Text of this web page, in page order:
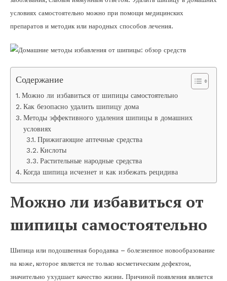
условиях самостоятельно можно при помощи медицинских
препаратов и методик или народных способов лечения.
Содержание
Можно ли избавиться от шипицы самостоятельно
Как безопасно удалить шипицу дома
Методы эффективного удаления шипицы в домашних
условиях
Прижигающие аптечные средства
Кислоты
Растительные народные средства
Когда шипица исчезнет и как избежать рецидива
Можно ли избавиться от
шипицы самостоятельно
Шипица или подошвенная бородавка – болезненное новообразование
на коже, которое является не только косметическим дефектом,
значительно ухудшает качество жизни. Причиной появления является